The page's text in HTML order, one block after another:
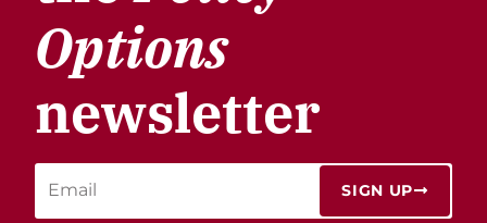
Options
newsletter
SIGN UP